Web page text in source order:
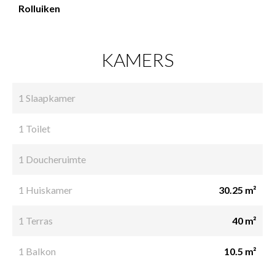
Rolluiken
KAMERS
1 Slaapkamer
1 Toilet
1 Doucheruimte
1 Huiskamer 30.25 m²
1 Terras 40 m²
1 Balkon 10.5 m²